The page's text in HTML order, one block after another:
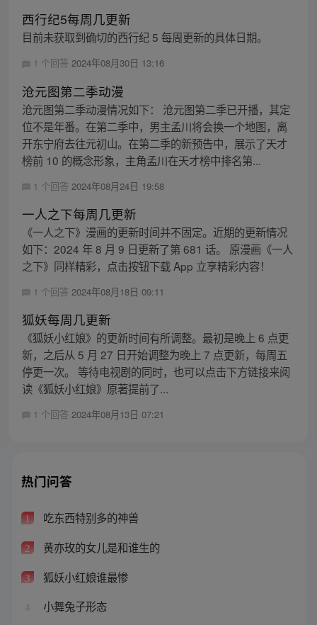
西行纪5每周几更新
目前未获取到确切的西行纪 5 每周更新的具体日期。
1 个回答 2024年08月30日 13:16
沧元图第二季动漫
沧元图第二季动漫情况如下： 沧元图第二季已开播，其定
位不是年番。在第二季中，男主孟川将会换一个地图，离
开东宁府去往元初山。在第二季的新预告中，展示了天才
榜前 10 的概念形象，主角孟川在天才榜中排名第...
1 个回答 2024年08月24日 19:58
一人之下每周几更新
《一人之下》漫画的更新时间并不固定。近期的更新情况
如下：2024 年 8 月 9 日更新了第 681 话。 原漫画《一人
之下》同样精彩，点击按钮下载 App 立享精彩内容！
1 个回答 2024年08月18日 09:11
狐妖每周几更新
《狐妖小红娘》的更新时间有所调整。最初是晚上 6 点更
新，之后从 5 月 27 日开始调整为晚上 7 点更新，每周五
停更一次。 等待电视剧的同时，也可以点击下方链接来阅
读《狐妖小红娘》原著提前了...
1 个回答 2024年08月13日 07:21
热门问答
1 吃东西特别多的神兽
2 黄亦玫的女儿是和谁生的
3 狐妖小红娘谁最惨
4 小舞兔子形态